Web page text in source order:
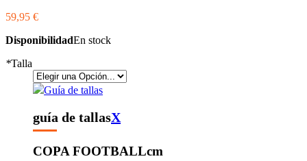
59,95 €
DisponibilidadEn stock
*Talla
Guía de tallas
guía de tallasX
COPA FOOTBALLcm